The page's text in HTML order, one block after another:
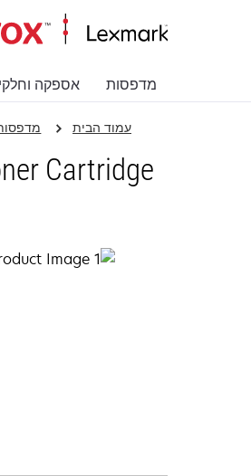
מדפסות אספקה
עמוד הבית
Cartridge